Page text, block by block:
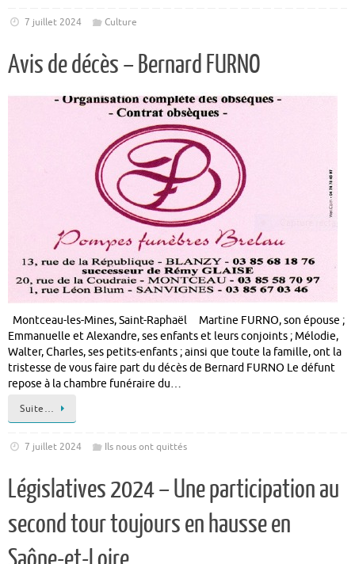
7 juillet 2024 Culture
Avis de décès – Bernard FURNO
Montceau-les-Mines, Saint-Raphaël Martine FURNO, son épouse ;
Emmanuelle et Alexandre, ses enfants et leurs conjoints ; Mélodie,
Walter, Charles, ses petits-enfants ; ainsi que toute la famille, ont la
tristesse de vous faire part du décès de Bernard FURNO Le défunt
repose à la chambre funéraire du…
Suite…
7 juillet 2024 Ils nous ont quittés
Législatives 2024 – Une participation au
second tour toujours en hausse en